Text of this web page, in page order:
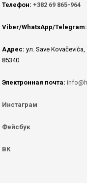
Телефон: +382 69 865-964
Viber/WhatsApp/Telegram:
Адрес: ул. Save
85340
Электронная почта:
Инстаграм
Фейсбук
ВК